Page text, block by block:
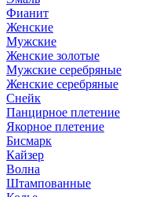
Фианит
Женские
Мужские
Женские золотые
Мужские серебряные
Женские серебряные
Снейк
Панцирное плетение
Якорное плетение
Бисмарк
Кайзер
Волна
Штампованные